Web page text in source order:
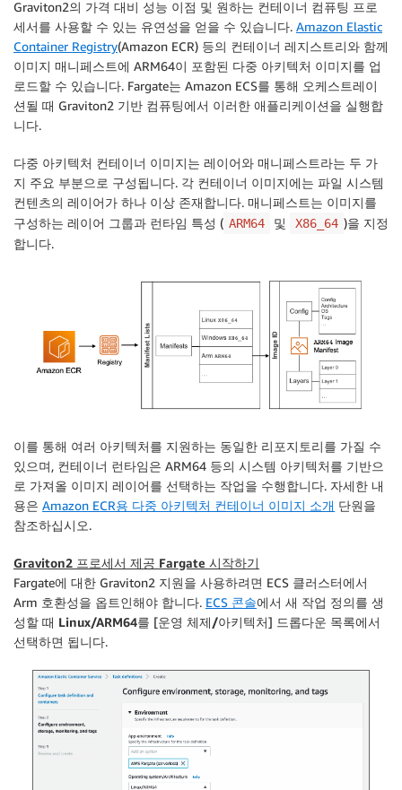
Graviton2의 가격 대비 성능 이점 및 원하는 컨테이너 컴퓨팅 프로
세서를 사용할 수 있는 유연성을 얻을 수 있습니다. Amazon Elastic
Container Registry(Amazon ECR) 등의 컨테이너 레지스트리와 함께
이미지 매니페스트에 ARM64이 포함된 다중 아키텍처 이미지를 업
로드할 수 있습니다. Fargate는 Amazon ECS를 통해 오케스트레이
션될 때 Graviton2 기반 컴퓨팅에서 이러한 애플리케이션을 실행합
니다.
다중 아키텍처 컨테이너 이미지는 레이어와 매니페스트라는 두 가
지 주요 부분으로 구성됩니다. 각 컨테이너 이미지에는 파일 시스템
컨텐츠의 레이어가 하나 이상 존재합니다. 매니페스트는 이미지를
구성하는 레이어 그룹과 런타임 특성 ( ARM64 및 X86_64 )을 지정
합니다.
이를 통해 여러 아키텍처를 지원하는 동일한 리포지토리를 가질 수
있으며, 컨테이너 런타임은 ARM64 등의 시스템 아키텍처를 기반으
로 가져올 이미지 레이어를 선택하는 작업을 수행합니다. 자세한 내
용은 Amazon ECR용 다중 아키텍처 컨테이너 이미지 소개 단원을
참조하십시오.
Graviton2 프로세서 제공 Fargate 시작하기
Fargate에 대한 Graviton2 지원을 사용하려면 ECS 클러스터에서
Arm 호환성을 옵트인해야 합니다. ECS 콘솔에서 새 작업 정의를 생
성할 때 Linux/ARM64를 [운영 체제/아키텍처] 드롭다운 목록에서
선택하면 됩니다.